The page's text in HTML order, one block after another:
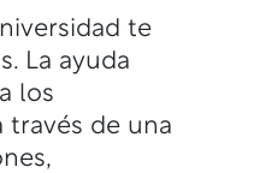
te
La ayuda
los
través de una